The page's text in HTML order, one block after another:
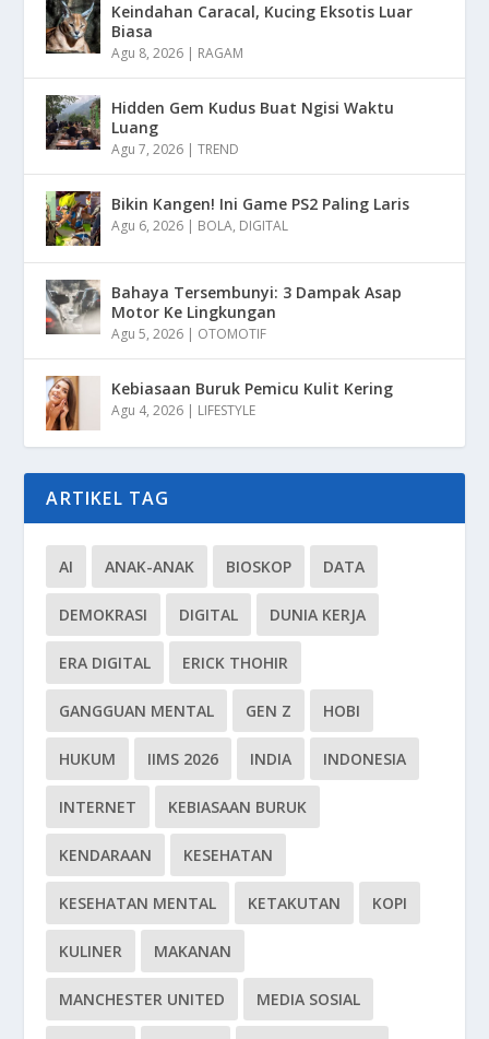
Keindahan Caracal, Kucing Eksotis Luar
Biasa
Agu 8, 2026 | RAGAM
Hidden Gem Kudus Buat Ngisi Waktu
Luang
Agu 7, 2026 |TREND
Bikin Kangen! Ini Game PS2 Paling Laris
Agu 6, 2026 | BOLA, DIGITAL
Bahaya Tersembunyi: 3 Dampak Asap
Motor Ke Lingkungan
Agu 5, 2026 | OTOMOTIF
Kebiasaan Buruk Pemicu Kulit Kering
Agu 4, 2026 | LIFESTYLE
ARTIKEL TAG
AI ANAK-ANAK BIOSKOP DATA
DEMOKRASI DIGITAL DUNIA KERJA
ERA DIGITAL ERICK THOHIR
GANGGUAN MENTAL GEN Z HOBI
HUKUM IIMS 2026 INDIA INDONESIA
INTERNET KEBIASAAN BURUK
KENDARAAN KESEHATAN
KESEHATAN MENTAL KETAKUTAN KOPI
KULINER MAKANAN
MANCHESTER UNITED MEDIA SOSIAL